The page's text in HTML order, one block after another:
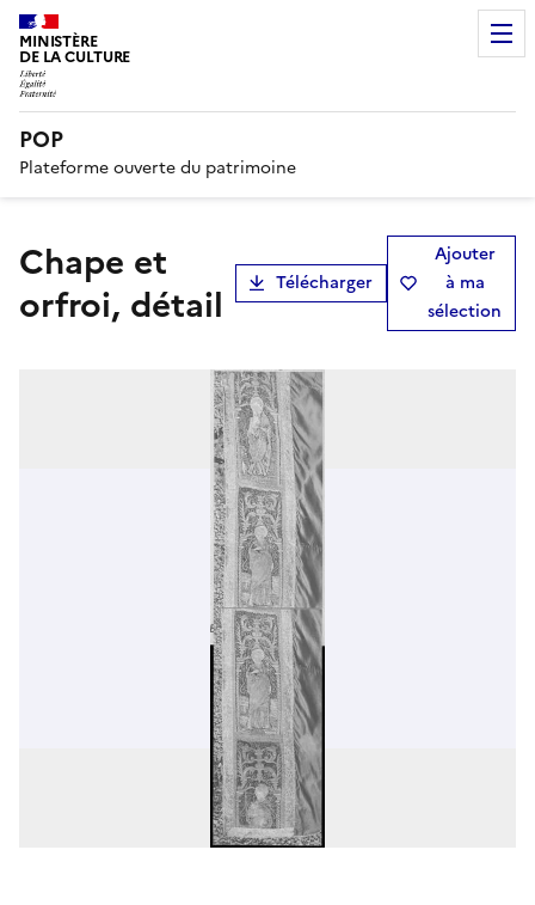
MINISTÈRE
DE LA CULTURE
POP
Plateforme ouverte du patrimoine
chape et
orfroi, détail
Télécharger
Ajouter
à ma
sélection